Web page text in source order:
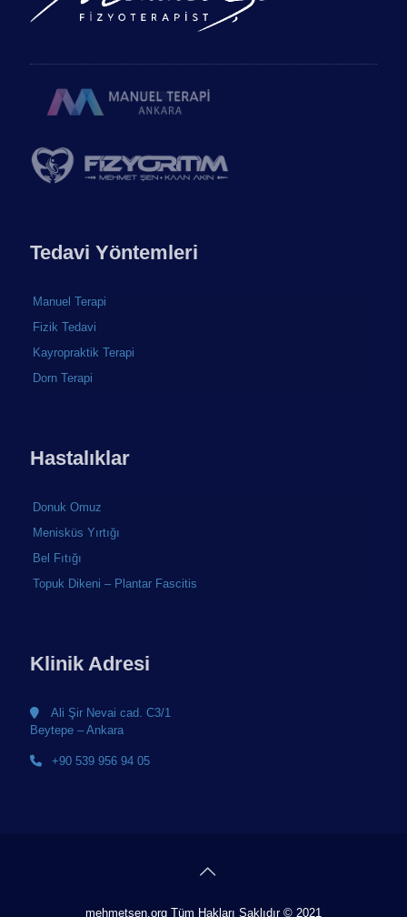
Tedavi Yöntemleri
Manuel Terapi
Fizik Tedavi
Kayropraktik Terapi
Dorn Terapi
Hastalıklar
Donuk Omuz
Menisküs Yırtığı
Bel Fıtığı
Topuk Dikeni – Plantar Fascitis
Klinik Adresi
Ali Şir Nevai cad. C3/1
Beytepe – Ankara
+90 539 956 94 05
mehmetsen.org Tüm Hakları Saklıdır © 2021